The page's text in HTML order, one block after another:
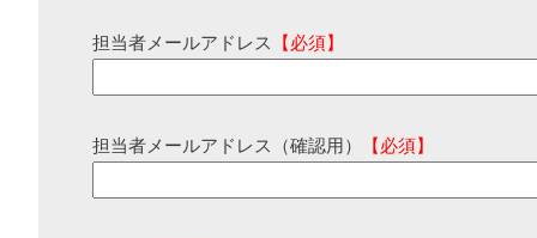
担当者メールアドレス 【必須】
担当者メールアドレス（確認用） 【必須】